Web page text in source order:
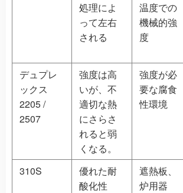
処理によ
って左右
される
温度での
機械的強
度
デュプレ
ックス
2205 /
2507
強度は高
いが、不
適切な熱
にさらさ
れると弱
くなる。
強度が必
要な腐食
性環境
310S
優れた耐
酸化性
遮熱板、
炉用器